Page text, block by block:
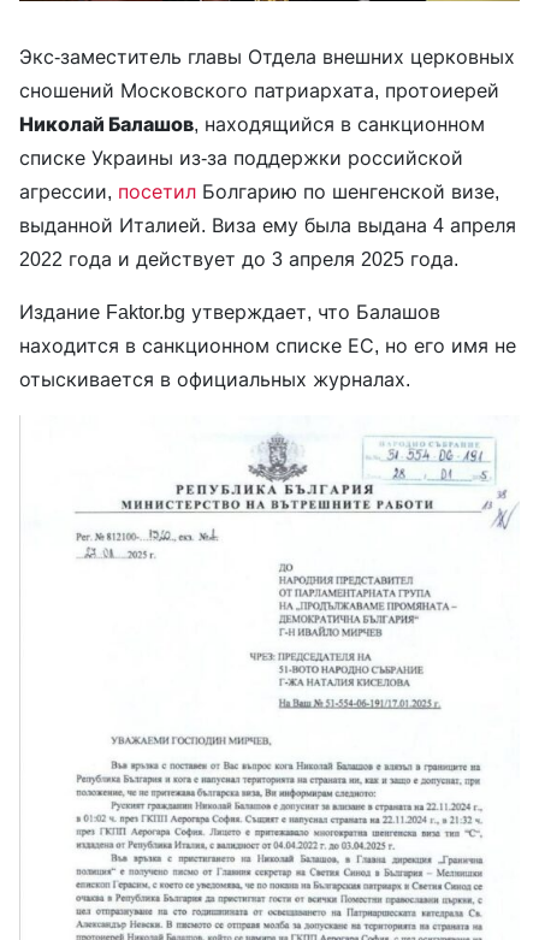
Экс-заместитель главы Отдела внешних церковных
сношений Московского патриархата, протоиерей
Николай Балашов, находящийся в санкционном
списке Украины из-за поддержки российской
агрессии, посетил Болгарию по шенгенской визе,
выданной Италией. Виза ему была выдана 4 апреля
2022 года и действует до 3 апреля 2025 года.
Издание Faktor.bg утверждает, что Балашов
находится в санкционном списке ЕС, но его имя не
отыскивается в официальных журналах.